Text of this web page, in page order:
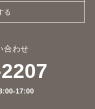
る
合わせ
17:00